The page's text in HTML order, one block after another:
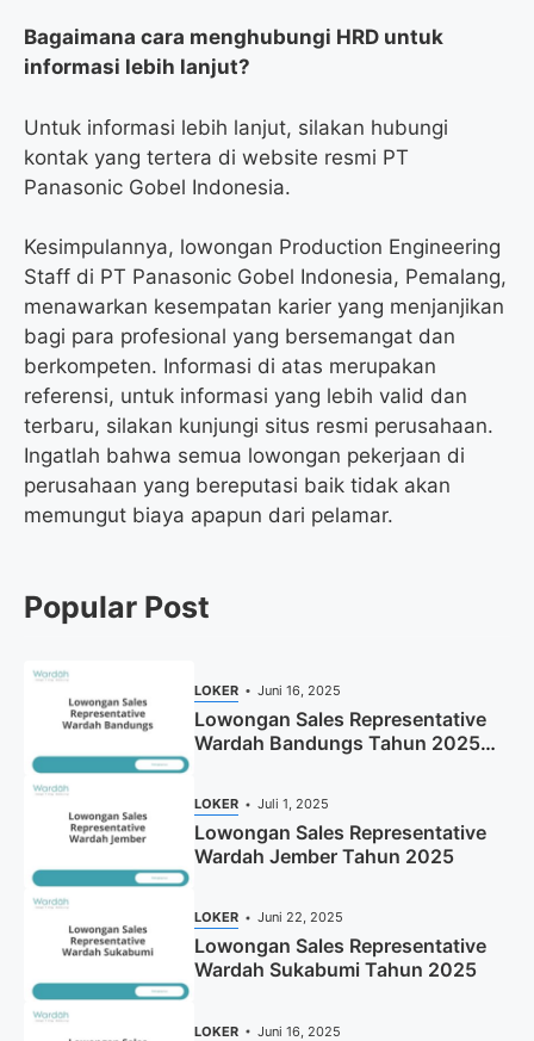
Bagaimana cara menghubungi HRD untuk
informasi lebih lanjut?
Untuk informasi lebih lanjut, silakan hubungi
kontak yang tertera di website resmi PT
Panasonic Gobel Indonesia.
Kesimpulannya, lowongan Production Engineering
Staff di PT Panasonic Gobel Indonesia, Pemalang,
menawarkan kesempatan karier yang menjanjikan
bagi para profesional yang bersemangat dan
berkompeten. Informasi di atas merupakan
referensi, untuk informasi yang lebih valid dan
terbaru, silakan kunjungi situs resmi perusahaan.
Ingatlah bahwa semua lowongan pekerjaan di
perusahaan yang bereputasi baik tidak akan
memungut biaya apapun dari pelamar.
Popular Post
LOKER Juni 16, 2025
Lowongan Sales Representative
Wardah Bandungs Tahun 2025
LOKER Juli 1, 2025
Lowongan Sales Representative
Wardah Jember Tahun 2025
LOKER Juni 22, 2025
Lowongan Sales Representative
Wardah Sukabumi Tahun 2025
LOKER Juni 16, 2025